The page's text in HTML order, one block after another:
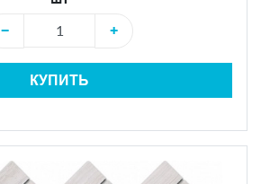
−
+
КУПИТЬ